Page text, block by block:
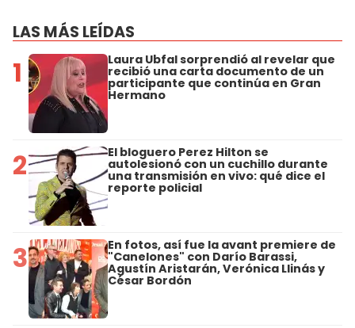
LAS MÁS LEÍDAS
1 Laura Ubfal sorprendió al revelar que
recibió una carta documento de un
participante que continúa en Gran
Hermano
2 El bloguero Perez Hilton se
autolesionó con un cuchillo durante
una transmisión en vivo: qué dice el
reporte policial
3 En fotos, así fue la avant premiere de
"Canelones" con Darío Barassi,
Agustín Aristarán, Verónica Llinás y
César Bordón